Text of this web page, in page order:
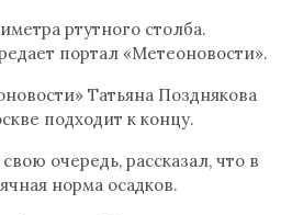
ртутного столба.
портал «Метеоновости».
Татьяна Позднякова
подходит к концу.
очередь, рассказал, что в
норма осадков.